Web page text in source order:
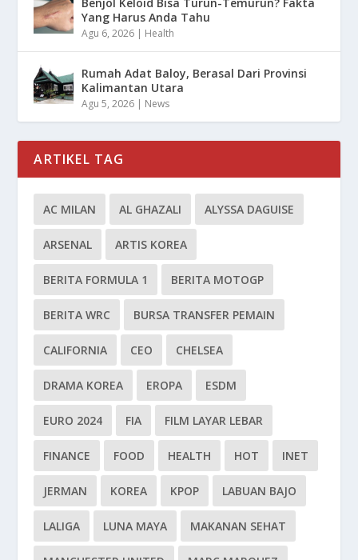
Benjol Keloid Bisa Turun-Temurun? Fakta
Yang Harus Anda Tahu
Agu 6, 2026 | Health
Rumah Adat Baloy, Berasal Dari Provinsi
Kalimantan Utara
Agu 5, 2026 | News
ARTIKEL TAG
AC MILAN AL GHAZALI ALYSSA DAGUISE
ARSENAL ARTIS KOREA
BERITA FORMULA 1 BERITA MOTOGP
BERITA WRC BURSA TRANSFER PEMAIN
CALIFORNIA CEO CHELSEA
DRAMA KOREA EROPA ESDM
EURO 2024 FIA FILM LAYAR LEBAR
FINANCE FOOD HEALTH HOT INET
JERMAN KOREA KPOP LABUAN BAJO
LALIGA LUNA MAYA MAKANAN SEHAT